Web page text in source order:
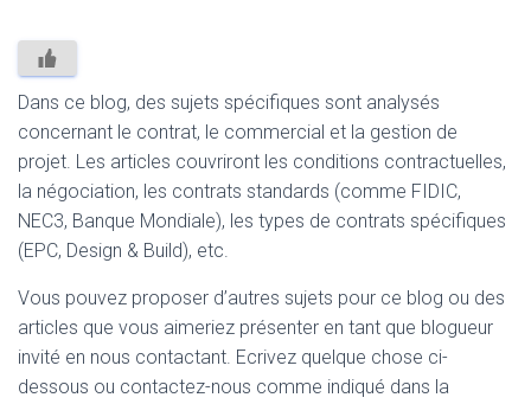
Dans ce blog, des sujets spécifiques sont analysés
concernant le contrat, le commercial et la gestion de
projet. Les articles couvriront les conditions contractuelles,
la négociation, les contrats standards (comme FIDIC,
NEC3, Banque Mondiale), les types de contrats spécifiques
(EPC, Design & Build), etc.
Vous pouvez proposer d’autres sujets pour ce blog ou des
articles que vous aimeriez présenter en tant que blogueur
invité en nous contactant. Ecrivez quelque chose ci-
dessous ou contactez-nous comme indiqué dans la